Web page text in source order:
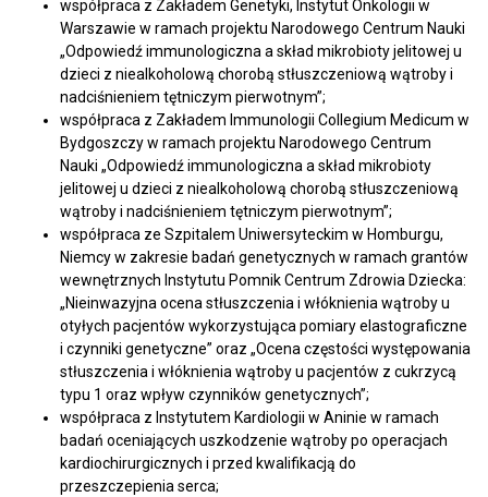
współpraca z Zakładem Genetyki, Instytut Onkologii w
Warszawie w ramach projektu Narodowego Centrum Nauki
„Odpowiedź immunologiczna a skład mikrobioty jelitowej u
dzieci z niealkoholową chorobą stłuszczeniową wątroby i
nadciśnieniem tętniczym pierwotnym”;
współpraca z Zakładem Immunologii Collegium Medicum w
Bydgoszczy w ramach projektu Narodowego Centrum
Nauki „Odpowiedź immunologiczna a skład mikrobioty
jelitowej u dzieci z niealkoholową chorobą stłuszczeniową
wątroby i nadciśnieniem tętniczym pierwotnym”;
współpraca ze Szpitalem Uniwersyteckim w Homburgu,
Niemcy w zakresie badań genetycznych w ramach grantów
wewnętrznych Instytutu Pomnik Centrum Zdrowia Dziecka:
„Nieinwazyjna ocena stłuszczenia i włóknienia wątroby u
otyłych pacjentów wykorzystująca pomiary elastograficzne
i czynniki genetyczne” oraz „Ocena częstości występowania
stłuszczenia i włóknienia wątroby u pacjentów z cukrzycą
typu 1 oraz wpływ czynników genetycznych”;
współpraca z Instytutem Kardiologii w Aninie w ramach
badań oceniających uszkodzenie wątroby po operacjach
kardiochirurgicznych i przed kwalifikacją do
przeszczepienia serca;